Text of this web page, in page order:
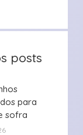
posts
para
sofra
para
sofra